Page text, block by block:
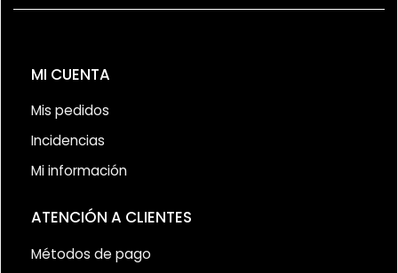
MI CUENTA
Mis pedidos
Incidencias
Mi información
ATENCIÓN A CLIENTES
Métodos de pago